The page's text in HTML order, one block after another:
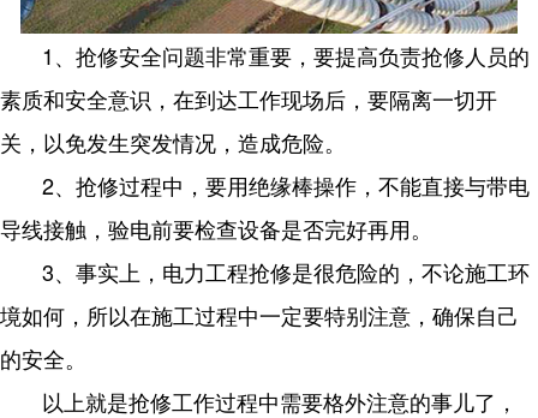
1、抢修安全问题非常重要，要提高负责抢修人员的
素质和安全意识，在到达工作现场后，要隔离一切开
关，以免发生突发情况，造成危险。
2、抢修过程中，要用绝缘棒操作，不能直接与带电
导线接触，验电前要检查设备是否完好再用。
3、事实上，电力工程抢修是很危险的，不论施工环
境如何，所以在施工过程中一定要特别注意，确保自己
的安全。
以上就是抢修工作过程中需要格外注意的事儿了，